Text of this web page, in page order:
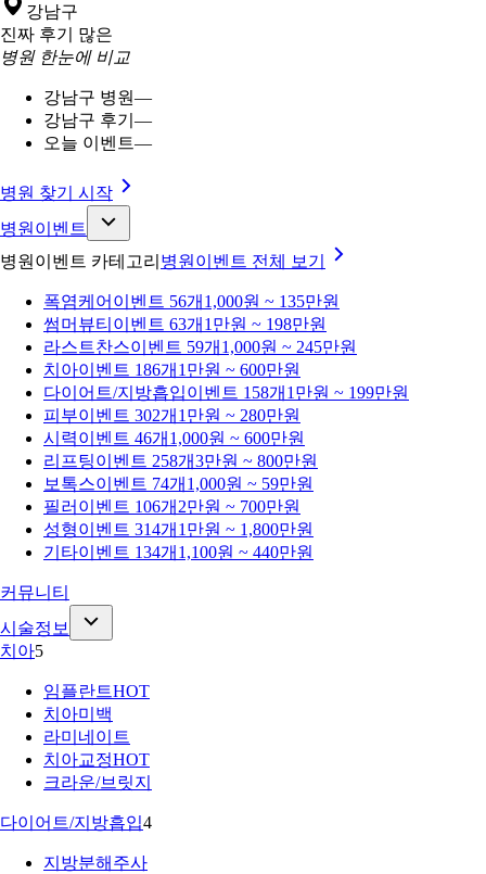
강남구
진짜 후기 많은
병원 한눈에 비교
강남구 병원—
강남구 후기 —
오늘 이벤트—
병원 찾기 시작
병원이벤트
병원이벤트 카테고리 병원이벤트 전체 보기
폭염케어 이벤트 56개 1,000원 ~ 135만원
썸머뷰티 이벤트 63개 1만원 ~ 198만원
라스트찬스이벤트 59개 1,000원 ~ 245만원
치아이벤트 186개 1만원 ~ 600만원
다이어트/지방흡입이벤트 158개 1만원 ~ 199만원
피부이벤트 302개 1만원 ~ 280만원
시력이벤트 46개 1,000원 ~ 600만원
리프팅이벤트 258개3만원 ~ 800만원
보톡스이벤트 74개 1,000원 ~ 59만원
필러 이벤트 106개 2만원 ~ 700만원
성형이벤트 314개 1만원 ~ 1,800만원
기타이벤트 134개 1,100원 ~ 440만원
커뮤니티
시술정보
치아5
임플란트HOT
치아미백
라미네이트
치아교정HOT
크라운/브릿지
다이어트/지방흡입4
지방분해주사